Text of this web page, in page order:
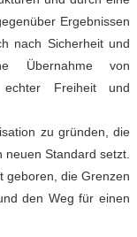
Ergebnissen
nach Sicherheit und
Übernahme von
Freiheit und
zu gründen, die
neuen Standard setzt.
geboren, die Grenzen
den Weg für einen